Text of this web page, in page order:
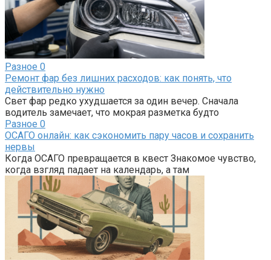
Разное 0
Ремонт фар без лишних расходов: как понять, что
действительно нужно
Свет фар редко ухудшается за один вечер. Сначала
водитель замечает, что мокрая разметка будто
Разное 0
ОСАГО онлайн: как сэкономить пару часов и сохранить
нервы
Когда ОСАГО превращается в квест Знакомое чувство,
когда взгляд падает на календарь, а там